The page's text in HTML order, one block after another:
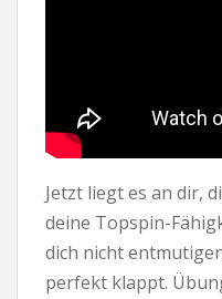
Jetzt liegt es an dir,
deine Topspin-
dich nicht
perfekt klappt.